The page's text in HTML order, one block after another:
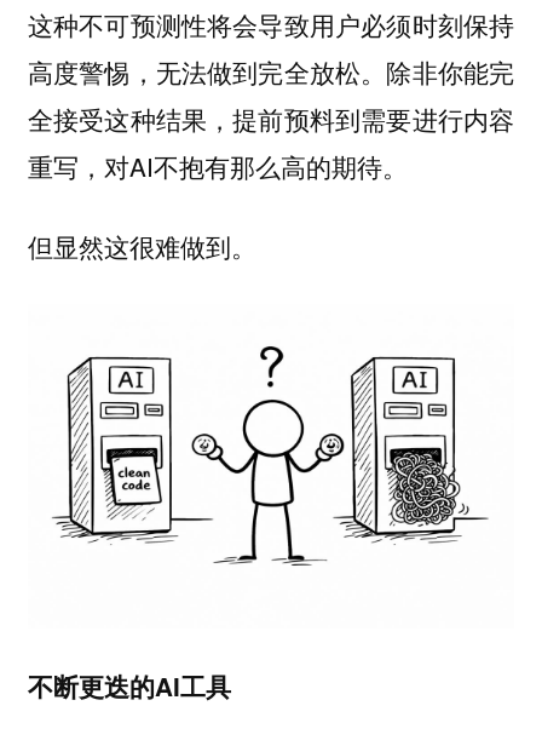
这种不可预测性将会导致用户必须时刻保持
高度警惕，无法做到完全放松。除非你能完
全接受这种结果，提前预料到需要进行内容
重写，对AI不抱有那么高的期待。
但显然这很难做到。
不断更迭的AI工具